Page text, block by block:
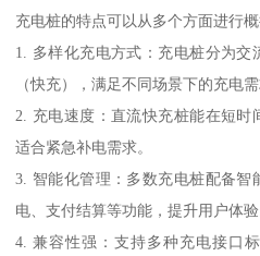
充电桩的特点可以从多个方面进行概
1. 多样化充电方式：充电桩分为
（快充），满足不同场景下的充电需
2. 充电速度：直流快充桩能在短时
适合紧急补电需求。
3. 智能化管理：多数充电桩配备
电、支付结算等功能，提升用户体验
4. 兼容性强：支持多种充电接口